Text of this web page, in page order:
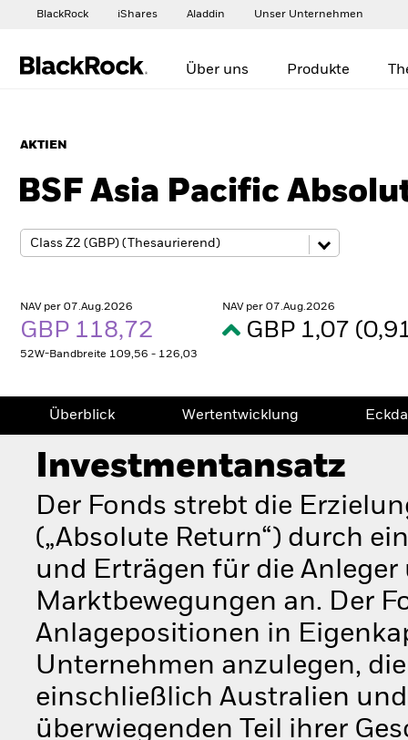
BlackRock iShares Aladdin Unser Unternehmen
Über uns Produkte
AKTIEN
BSF Asia Pacific
NAV per 07.Aug.2026
GBP 118,72
52W-Bandbreite 109,56 - 126,03
NAV per 07.Aug.2026
GBP 1,07
Überblick Wertentwicklung
Investmentansatz
Der Fonds strebt die
(„Absolute Return“) durch
und Erträgen für die
Marktbewegungen an. Der
Anlagepositionen in
Unternehmen anzulegen,
einschließlich Australien
überwiegenden Teil ihrer